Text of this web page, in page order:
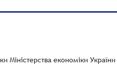
Міністерства економіки